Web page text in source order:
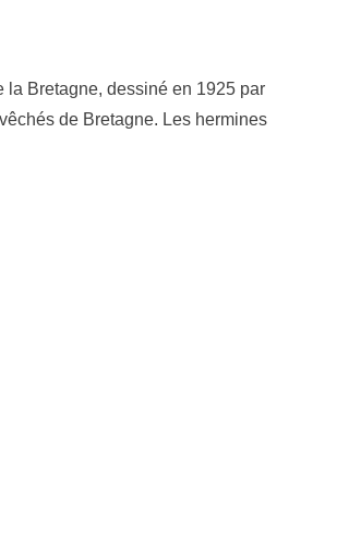
la Bretagne, dessiné en 1925 par
de Bretagne. Les hermines